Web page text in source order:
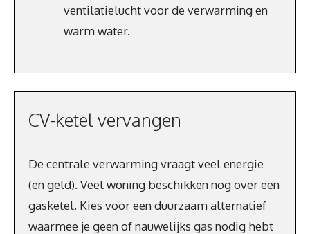
ventilatielucht voor de verwarming en
warm water.
CV-ketel vervangen
De centrale verwarming vraagt veel energie
(en geld). Veel woning beschikken nog over een
gasketel. Kies voor een duurzaam alternatief
waarmee je geen of nauwelijks gas nodig hebt